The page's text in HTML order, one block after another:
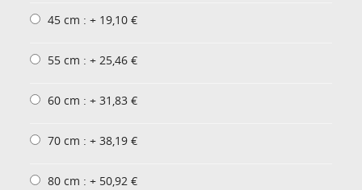
45 cm : + 19,10 €
55 cm : + 25,46 €
60 cm : + 31,83 €
70 cm : + 38,19 €
80 cm : + 50,92 €